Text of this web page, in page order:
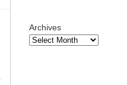
Archives